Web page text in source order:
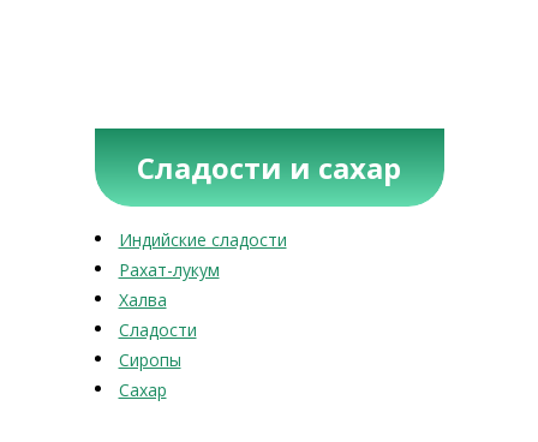
Сладости и сахар
Индийские сладости
Рахат-лукум
Халва
Сладости
Сиропы
Сахар